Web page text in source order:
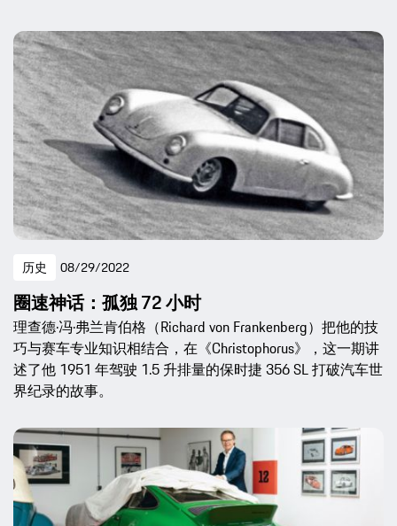
历史 08/29/2022
圈速神话：孤独 72 小时
理查德·冯·弗兰肯伯格（Richard von Frankenberg）把他的技
巧与赛车专业知识相结合，在《Christophorus》，这一期讲
述了他 1951 年驾驶 1.5 升排量的保时捷 356 SL 打破汽车世
界纪录的故事。